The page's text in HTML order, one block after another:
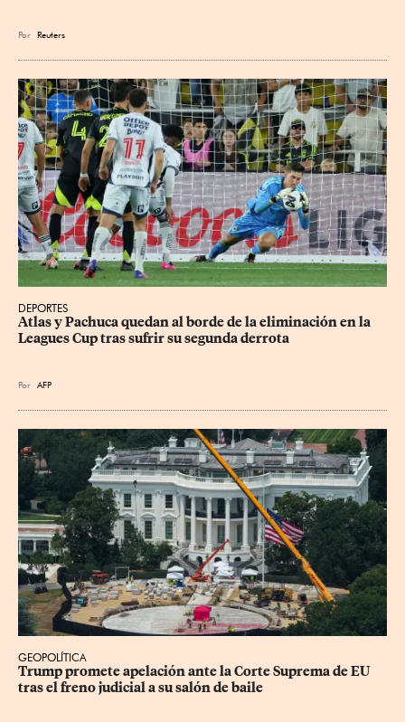
Por Reuters
DEPORTES
Atlas y Pachuca quedan al borde de la eliminación en la
Leagues Cup tras sufrir su segunda derrota
Por AFP
GEOPOLÍTICA
Trump promete apelación ante la Corte Suprema de EU
tras el freno judicial a su salón de baile